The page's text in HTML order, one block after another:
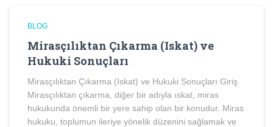
BLOG
Mirasçılıktan Çıkarma (Iskat) ve
Hukuki Sonuçları
Mirasçılıktan Çıkarma (Iskat) ve Hukuki Sonuçları Giriş
Mirasçılıktan çıkarma, diğer bir adıyla ıskat, miras
hukukunda önemli bir yere sahip olan bir konudur. Miras
hukuku, toplumun ileriye yönelik düzenini sağlamak ve